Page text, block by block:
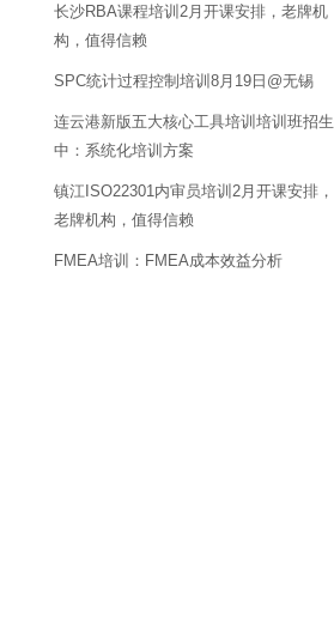
长沙RBA课程培训2月开课安排，老牌机
构，值得信赖
SPC统计过程控制培训8月19日@无锡
连云港新版五大核心工具培训培训班招生
中：系统化培训方案
镇江ISO22301内审员培训2月开课安排，
老牌机构，值得信赖
FMEA培训：FMEA成本效益分析